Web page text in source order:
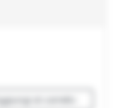
al carrello